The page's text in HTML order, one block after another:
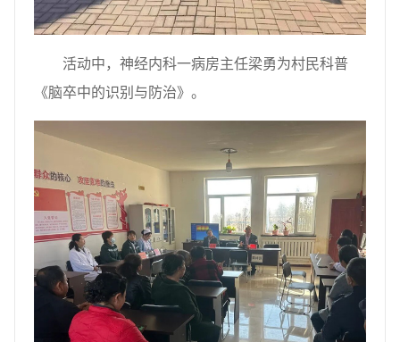
活动中，神经内科一病房主任梁勇为村民科普
《脑卒中的识别与防治》。